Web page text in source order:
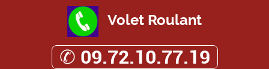
Volet Roulant
✆ 09.72.10.77.19